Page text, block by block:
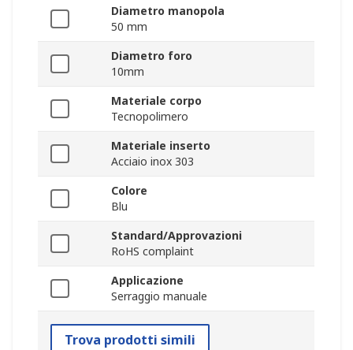
Diametro manopola
50 mm
Diametro foro
10mm
Materiale corpo
Tecnopolimero
Materiale inserto
Acciaio inox 303
Colore
Blu
Standard/Approvazioni
RoHS complaint
Applicazione
Serraggio manuale
Trova prodotti simili